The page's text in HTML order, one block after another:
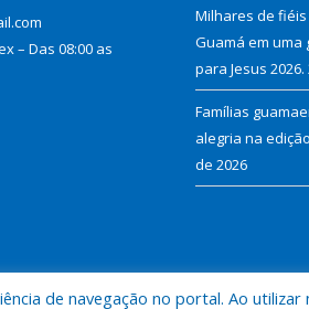
– Das 08:00 as
Milhares de
Guamá em uma
para Jesus 2026.
Famílias
alegria na
de 2026
de navegação no portal. Ao